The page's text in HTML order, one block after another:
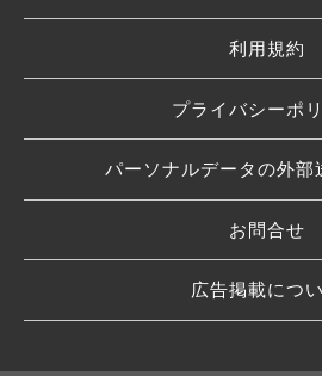
利用規約
プライバシーポ
パーソナルデータの外部
お問合せ
広告掲載につ